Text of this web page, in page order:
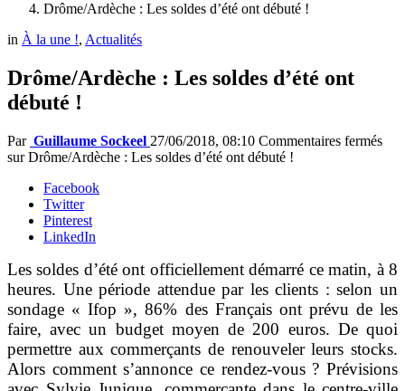
Drôme/Ardèche : Les soldes d’été ont débuté !
in À la une !, Actualités
Drôme/Ardèche : Les soldes d’été ont
débuté !
Par Guillaume Sockeel 27/06/2018, 08:10 Commentaires fermés
sur Drôme/Ardèche : Les soldes d’été ont débuté !
Facebook
Twitter
Pinterest
LinkedIn
Les soldes d’été ont officiellement démarré ce matin, à 8
heures. Une période attendue par les clients : selon un
sondage « Ifop », 86% des Français ont prévu de les
faire, avec un budget moyen de 200 euros. De quoi
permettre aux commerçants de renouveler leurs stocks.
Alors comment s’annonce ce rendez-vous ? Prévisions